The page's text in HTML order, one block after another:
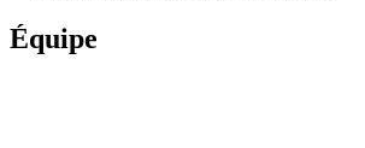
Équipe